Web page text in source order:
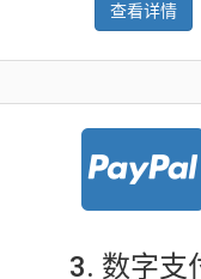
查看详情
3. 数字支